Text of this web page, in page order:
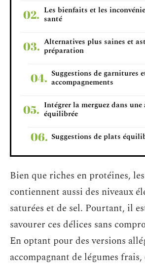
Les bienfaits et les
santé
Alternatives plus saines et
préparation
Suggestions de garnitures
accompagnements
Intégrer la merguez dans
équilibrée
Suggestions de plats
Bien que riches en protéines,
contiennent aussi des niveaux
saturées et de sel. Pourtant, il
savourer ces délices sans
En optant pour des versions
accompagnant de légumes